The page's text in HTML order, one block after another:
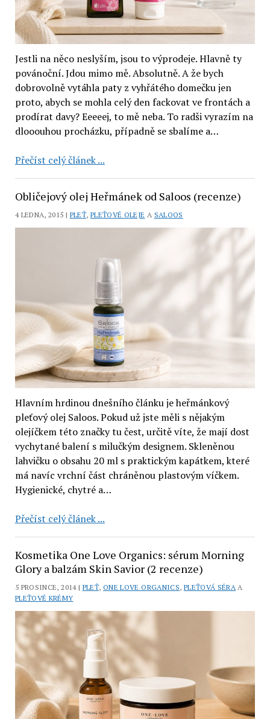
Jestli na něco neslyším, jsou to výprodeje. Hlavně ty
povánoční. Jdou mimo mě. Absolutně. A že bych
dobrovolně vytáhla paty z vyhřátého domečku jen
proto, abych se mohla celý den fackovat ve frontách a
prodírat davy? Eeeeej, to mě neba. To radši vyrazím na
dlooouhou procházku, případně se sbalíme a…
Přečíst celý článek ...Růžový
krém
a
tělový
olej
(2
recenze)
Obličejový olej Heřmánek od Saloos (recenze)
4 LEDNA, 2015 | PLEŤ, PLEŤOVÉ OLEJE A SALOOS
Hlavním hrdinou dnešního článku je heřmánkový
pleťový olej Saloos. Pokud už jste měli s nějakým
olejíčkem této značky tu čest, určitě víte, že mají dost
vychytané balení s milučkým designem. Skleněnou
lahvičku o obsahu 20 ml s praktickým kapátkem, které
má navíc vrchní část chráněnou plastovým víčkem.
Hygienické, chytré a…
Přečíst celý článek ...Obličejový
od
Saloos
(recenze)
Kosmetika One Love Organics: sérum Morning
Glory a balzám Skin Savior (2 recenze)
5 PROSINCE, 2014 | PLEŤ, ONE LOVE ORGANICS, PLEŤOVÁ SÉRA A
PLEŤOVÉ KRÉMY